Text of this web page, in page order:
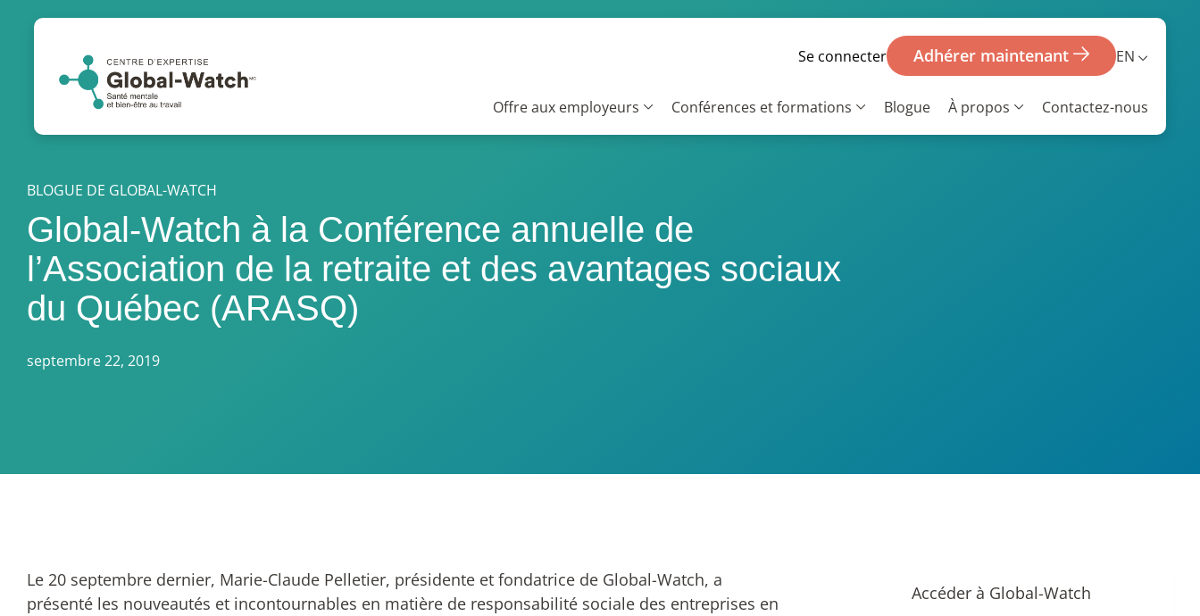
Se connecter Adhérer maintenant EN
Offre aux employeurs Conférences et formations Blogue À propos Contactez-nous
BLOGUE DE GLOBAL-WATCH
Global-Watch à la Conférence annuelle de
l’Association de la retraite et des avantages sociaux
du Québec (ARASQ)
septembre 22, 2019
Le 20 septembre dernier, Marie-Claude Pelletier, présidente et fondatrice de Global-Watch, a
présenté les nouveautés et incontournables en matière de responsabilité sociale des entreprises en
Accéder à Global-Watch